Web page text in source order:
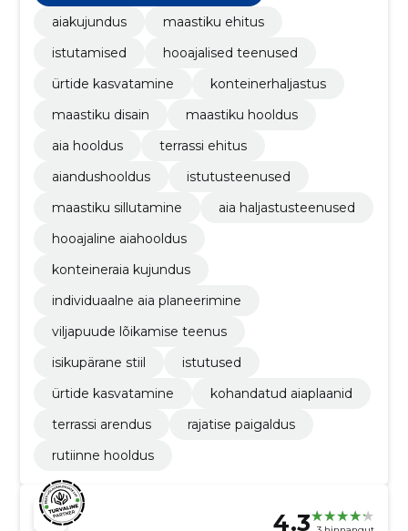
aiakujundus
maastiku ehitus
istutamised
hooajalised teenused
ürtide kasvatamine
konteinerhaljastus
maastiku disain
maastiku hooldus
aia hooldus
terrassi ehitus
aiandushooldus
istutusteenused
maastiku sillutamine
aia haljastusteenused
hooajaline aiahooldus
konteineraia kujundus
individuaalne aia planeerimine
viljapuude lõikamise teenus
isikupärane stiil
istutused
ürtide kasvatamine
kohandatud aiaplaanid
terrassi arendus
rajatise paigaldus
rutiinne hooldus
4.3